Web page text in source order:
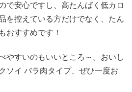
で安心ですし、高たんぱく低カロ
を控えている方だけでなく、たん
おすすめです！
やすいのもいいところ～。おいし
ソイ バラ肉タイプ、ぜひ一度お